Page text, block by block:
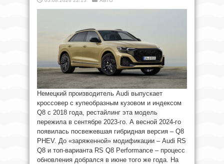
Немецкий производитель Audi выпускает
кроссовер с купеобразным кузовом и индексом
Q8 с 2018 года, рестайлинг эта модель
пережила в сентябре 2023-го. А весной 2024-го
появилась посвежевшая гибридная версия – Q8
PHEV. До «заряженной» модификации – Audi RS
Q8 и топ-варианта RS Q8 Performance – процесс
обновления добрался в июне того же года. На